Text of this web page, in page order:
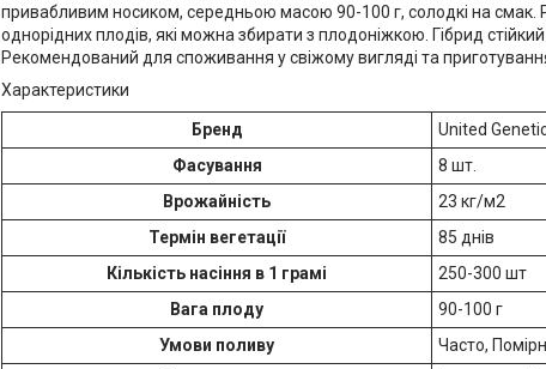
привабливим носиком, середньою масою 90-100 г, солодкі на смак.
однорідних плодів, які можна збирати з плодоніжкою. Гібрид
Рекомендований для споживання у свіжому вигляді та
Характеристики
Бренд
United
Фасування
8 шт.
Врожайність
23 кг/м2
Термін вегетації
85 днів
Кількість насіння в 1 грамі
250-300 шт
Вага плоду
90-100 г
Умови поливу
Часто,